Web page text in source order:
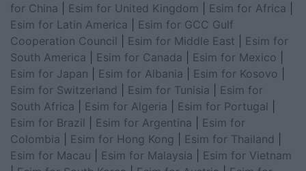
for China
Esim for United Kingdom Esim for Africa
Esim for Latin America
Esim for GCC Gulf
Cooperation Council
Esim for Middle East
Esim for
South America
Esim for Canada Esim for Mexico
Esim for Japan
Esim for Albania Esim for Kosovo
Esim for Switzerland
Esim for Tunisia
Esim for
South Africa
Esim for Algeria Esim for Portugal
Esim for Brazil
Esim for Argentina
Esim for
Colombia
Esim for Hong Kong Esim for Thailand
Esim for Macau
Esim for Malaysia
Esim for Vietnam